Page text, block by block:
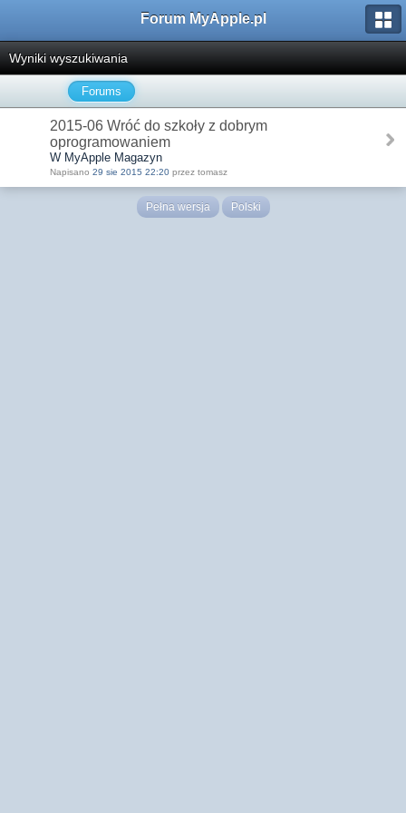
Forum MyApple.pl
Wyniki wyszukiwania
Forums
2015-06 Wróć do szkoły z dobrym
oprogramowaniem
W MyApple Magazyn
Napisano 29 sie 2015 22:20 przez tomasz
Pełna wersja Polski